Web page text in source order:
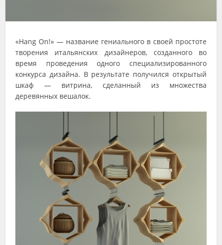
«Hang On!» — название гениального в своей простоте
творения итальянских дизайнеров, созданного во
время проведения одного специализированного
конкурса дизайна. В результате получился открытый
шкаф — витрина, сделанный из множества
деревянных вешалок.